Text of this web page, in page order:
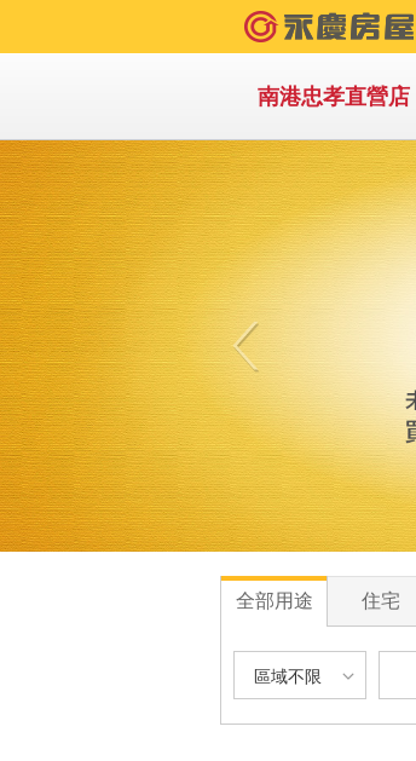
南港忠孝直營店
全部用途 住宅
區域不限